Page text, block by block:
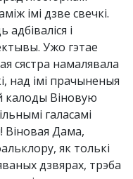
імі дзве свечкі.
і
Ужо гэтае
сястра намалявала
над імі прачыненыя
калоды Віновую
галасамі
Віновая Дама,
як толькі
дзвярах, трэба